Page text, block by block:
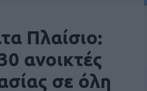
Πλαίσιο:
ανοικτές
σε όλη